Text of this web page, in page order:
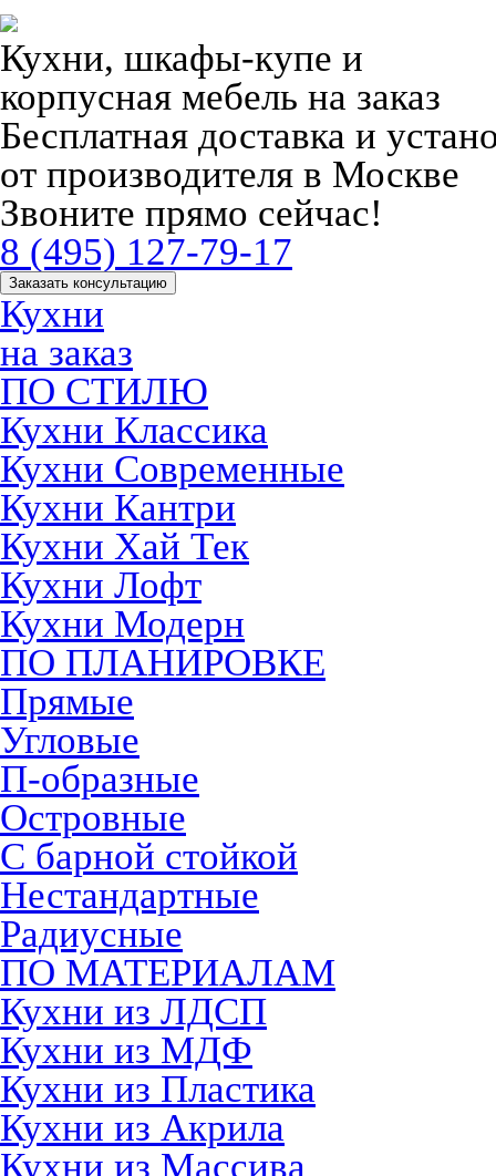
Кухни, шкафы-купе и
корпусная мебель на заказ
Бесплатная доставка и
от производителя в Москве
Звоните прямо сейчас!
8 (495) 127-79-17
Заказать консультацию
Кухни
на заказ
ПО СТИЛЮ
Кухни Классика
Кухни Современные
Кухни Кантри
Кухни Хай Тек
Кухни Лофт
Кухни Модерн
ПО ПЛАНИРОВКЕ
Прямые
Угловые
П-образные
Островные
С барной стойкой
Нестандартные
Радиусные
ПО МАТЕРИАЛАМ
Кухни из ЛДСП
Кухни из МДФ
Кухни из Пластика
Кухни из Акрила
Кухни из Массива